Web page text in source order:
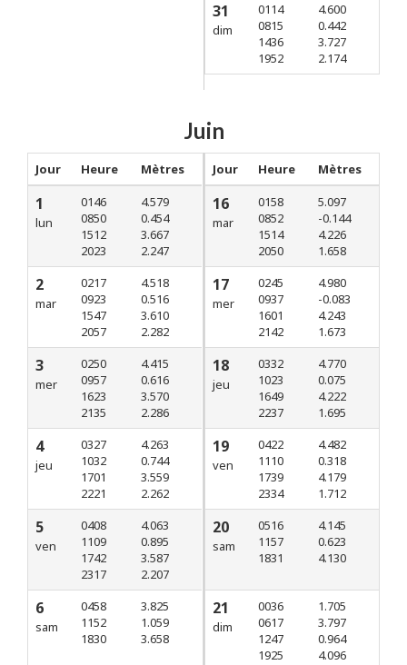
31
dim
0114
0815
1436
1952
4.600
0.442
3.727
2.174
Juin
Jour Heure Mètres
1
lun
0146
0850
1512
2023
4.579
0.454
3.667
2.247
2
mar
0217
0923
1547
2057
4.518
0.516
3.610
2.282
3
mer
0250
0957
1623
2135
4.415
0.616
3.570
2.286
4
jeu
0327
1032
1701
2221
4.263
0.744
3.559
2.262
5
ven
0408
1109
1742
2317
4.063
0.895
3.587
2.207
6
sam
0458
1152
1830
3.825
1.059
3.658
Jour Heure Mètres
16
mar
0158
0852
1514
2050
5.097
-0.144
4.226
1.658
17
mer
0245
0937
1601
2142
4.980
-0.083
4.243
1.673
18
jeu
0332
1023
1649
2237
4.770
0.075
4.222
1.695
19
ven
0422
1110
1739
2334
4.482
0.318
4.179
1.712
20
sam
0516
1157
1831
4.145
0.623
4.130
21
dim
0036
0617
1247
1925
1.705
3.797
0.964
4.096